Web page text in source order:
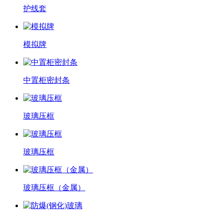
护线套
模拟牌
中置柜密封条
玻璃压框
玻璃压框
玻璃压框（金属）